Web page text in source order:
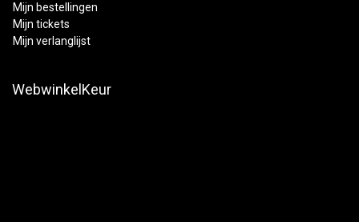
Mijn bestellingen
Mijn tickets
Mijn verlanglijst
WebwinkelKeur